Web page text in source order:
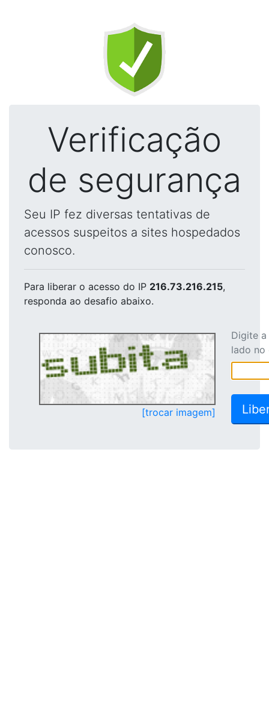
Verificação
de segurança
Seu IP fez diversas tentativas de
acessos suspeitos a sites hospedados
conosco.
Para liberar o acesso do IP 216.73.216.215,
responda ao desafio abaixo.
[trocar imagem]
Digite
lado no